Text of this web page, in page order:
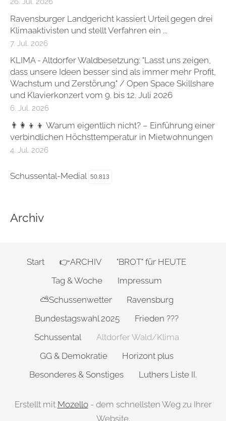
Ravensburger Landgericht kassiert Urteil gegen drei
Klimaaktivisten und stellt Verfahren ein ...
7. Jul. 2026
KLIMA - Altdorfer Waldbesetzung: "Lasst uns zeigen,
dass unsere Ideen besser sind als immer mehr Profit,
Wachstum und Zerstörung." / Open Space Skillshare
und Klavierkonzert vom 9. bis 12. Juli 2026
6. Jul. 2026
👨‍👩‍👦‍👦 Warum eigentlich nicht? – Einführung einer
verbindlichen Höchsttemperatur in Mietwohnungen
4. Jul. 2026
Schussental-Medial 50.813
Archiv
Start 👉ARCHIV
"BROT" für HEUTE
Tag & Woche
Impressum
⛅Schussenwetter
Ravensburg
Bundestagswahl 2025
Frieden ???
Schussental
Altdorfer Wald/Klima
GG & Demokratie
Horizont plus
Besonderes & Sonstiges
Luthers Liste II.
Erstellt mit Mozello- dem schnellsten Weg zu Ihrer
Website.